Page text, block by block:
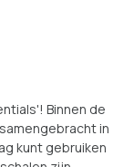
Binnen de
in
kunt gebruiken